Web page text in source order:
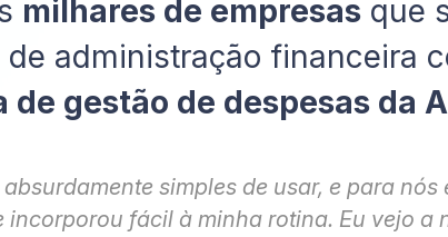
milhares de empresas que
de administração financeira
de gestão de despesas da
absurdamente simples de usar, e para
incorporou fácil à minha rotina. Eu vejo a